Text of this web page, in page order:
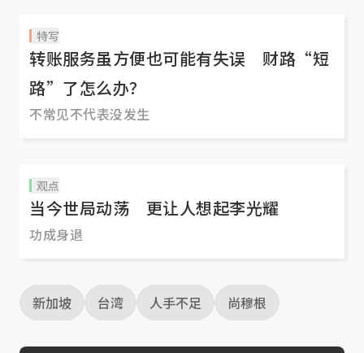
特写
转账服务虽方便也可能有失误 财路“短
路”了怎么办？
不常见不代表没发生
观点
当今世局动荡 更让人想起李光耀
功成身退
新加坡 台湾 人手不足 尚穆根